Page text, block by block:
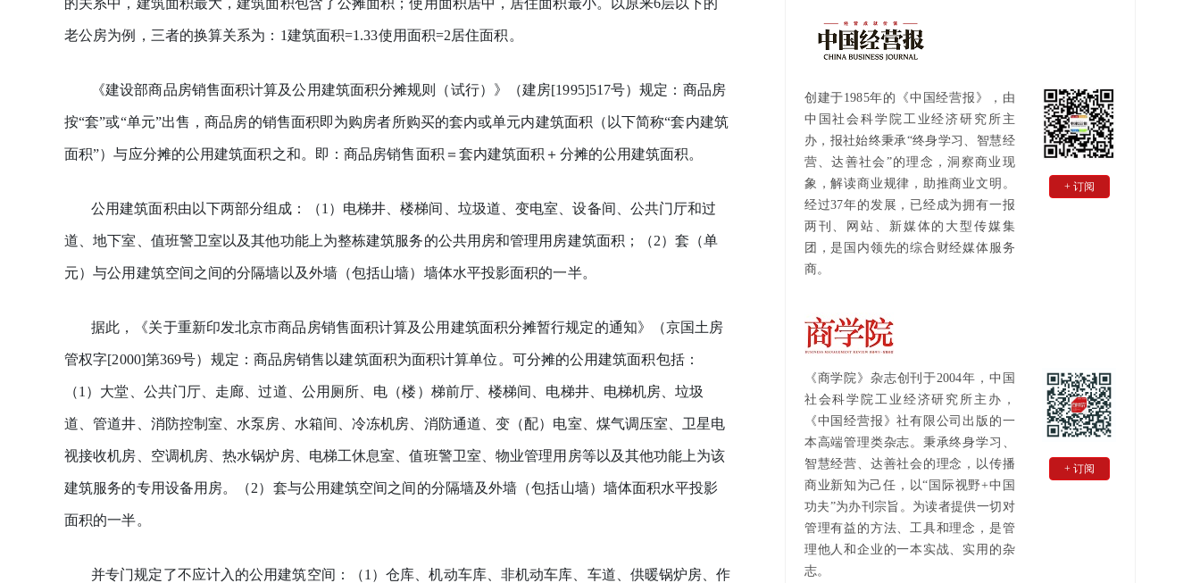
的关系中，建筑面积最大，建筑面积包含了公摊面积；使用面积居中，居住面积最小。以原来6层以下的
老公房为例，三者的换算关系为：1建筑面积=1.33使用面积=2居住面积。
《建设部商品房销售面积计算及公用建筑面积分摊规则（试行）》（建房[1995]517号）规定：商品房
按“套”或“单元”出售，商品房的销售面积即为购房者所购买的套内或单元内建筑面积（以下简称“套内建筑
面积”）与应分摊的公用建筑面积之和。即：商品房销售面积＝套内建筑面积＋分摊的公用建筑面积。
公用建筑面积由以下两部分组成：（1）电梯井、楼梯间、垃圾道、变电室、设备间、公共门厅和过
道、地下室、值班警卫室以及其他功能上为整栋建筑服务的公共用房和管理用房建筑面积；（2）套（单
元）与公用建筑空间之间的分隔墙以及外墙（包括山墙）墙体水平投影面积的一半。
据此，《关于重新印发北京市商品房销售面积计算及公用建筑面积分摊暂行规定的通知》（京国土房
管权字[2000]第369号）规定：商品房销售以建筑面积为面积计算单位。可分摊的公用建筑面积包括：
（1）大堂、公共门厅、走廊、过道、公用厕所、电（楼）梯前厅、楼梯间、电梯井、电梯机房、垃圾
道、管道井、消防控制室、水泵房、水箱间、冷冻机房、消防通道、变（配）电室、煤气调压室、卫星电
视接收机房、空调机房、热水锅炉房、电梯工休息室、值班警卫室、物业管理用房等以及其他功能上为该
建筑服务的专用设备用房。（2）套与公用建筑空间之间的分隔墙及外墙（包括山墙）墙体面积水平投影
面积的一半。
并专门规定了不应计入的公用建筑空间：（1）仓库、机动车库、非机动车库、车道、供暖锅炉房、作
创建于1985年的《中国经营报》，由
中国社会科学院工业经济研究所主
办，报社始终秉承“终身学习、智慧经
营、达善社会”的理念，洞察商业现
象，解读商业规律，助推商业文明。
经过37年的发展，已经成为拥有一报
两刊、网站、新媒体的大型传媒集
团，是国内领先的综合财经媒体服务
商。
+ 订阅
《商学院》杂志创刊于2004年，中国
社会科学院工业经济研究所主办，
《中国经营报》社有限公司出版的一
本高端管理类杂志。秉承终身学习、
智慧经营、达善社会的理念，以传播
商业新知为己任，以“国际视野+中国
功夫”为办刊宗旨。为读者提供一切对
管理有益的方法、工具和理念，是管
理他人和企业的一本实战、实用的杂
志。
+ 订阅